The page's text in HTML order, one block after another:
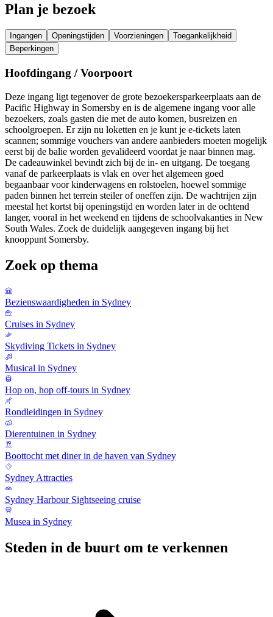
Plan je bezoek
Ingangen Openingstijden Voorzieningen
Toegankelijkheid
Beperkingen
Hoofdingang / Voorpoort
Deze ingang ligt tegenover de grote bezoekersparkeerplaats aan de
Pacific Highway in Somersby en is de algemene ingang voor alle
bezoekers, zoals gasten die met de auto komen, busreizen en
schoolgroepen. Er zijn nu loketten en je kunt je e-tickets laten
scannen; sommige vouchers van andere aanbieders moeten mogelijk
eerst bij de balie worden gevalideerd voordat je naar binnen mag.
De cadeauwinkel bevindt zich bij de in- en uitgang. De toegang
vanaf de parkeerplaats is vlak en over het algemeen goed
begaanbaar voor kinderwagens en rolstoelen, hoewel sommige
paden binnen het terrein steiler of oneffen zijn. De wachtrijen zijn
meestal het kortst bij openingstijd en worden later in de ochtend
langer, vooral in het weekend en tijdens de schoolvakanties in New
South Wales. Zoek de duidelijk aangegeven ingang bij het
knooppunt Somersby.
Zoek op thema
Bezienswaardigheden in Sydney
Cruises in Sydney
Skydiving Tickets in Sydney
Musical in Sydney
Hop on, hop off-tours in Sydney
Rondleidingen in Sydney
Dierentuinen in Sydney
Boottocht met diner in de haven van Sydney
Sydney Attracties
Sydney Harbour Sightseeing cruise
Musea in Sydney
Steden in de buurt om te verkennen